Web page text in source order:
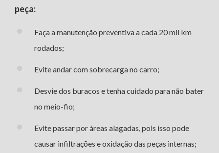
peça:
Faça a manutenção preventiva a cada 20 mil km
rodados;
Evite andar com sobrecarga no carro;
Desvie dos buracos e tenha cuidado para não bater
no meio-fio;
Evite passar por áreas alagadas, pois isso pode
causar infiltrações e oxidação das peças internas;